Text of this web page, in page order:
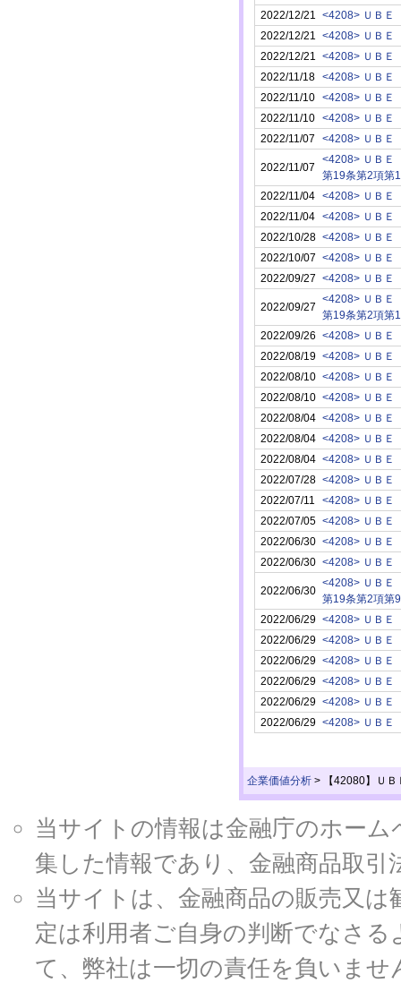
2022/12/21
<4208> ＵＢＥ
2022/12/21
<4208> ＵＢＥ
2022/12/21
<4208> ＵＢＥ
2022/11/18 <4208> ＵＢＥ
2022/11/10 <4208> ＵＢＥ
2022/11/10 <4208> ＵＢＥ
2022/11/07
<4208> ＵＢＥ
2022/11/07
<4208> ＵＢＥ
第19条第2項第
2022/11/04 <4208> ＵＢＥ
2022/11/04 <4208> ＵＢＥ
2022/10/28 <4208> ＵＢＥ
2022/10/07 <4208> ＵＢＥ
2022/09/27 <4208> ＵＢＥ
2022/09/27
<4208> ＵＢＥ
第19条第2項第
2022/09/26 <4208> ＵＢＥ
2022/08/19 <4208> ＵＢＥ
2022/08/10 <4208> ＵＢＥ
2022/08/10 <4208> ＵＢＥ
2022/08/04 <4208> ＵＢＥ
2022/08/04 <4208> ＵＢＥ
2022/08/04 <4208> ＵＢＥ
2022/07/28 <4208> ＵＢＥ
2022/07/11
<4208> ＵＢＥ
2022/07/05 <4208> ＵＢＥ
2022/06/30 <4208> ＵＢＥ
2022/06/30 <4208> ＵＢＥ
2022/06/30
<4208> ＵＢＥ
第19条第2項第
2022/06/29 <4208> ＵＢＥ
2022/06/29 <4208> ＵＢＥ
2022/06/29 <4208> ＵＢＥ
2022/06/29 <4208> ＵＢＥ
2022/06/29 <4208> ＵＢＥ
2022/06/29 <4208> ＵＢＥ
企業価値分析 > 【42080】Ｕ
当サイトの情報は金融庁のホー
集した情報であり、金融商品取
当サイトは、金融商品の販売又
定は利用者ご自身の判断でなさ
て、弊社は一切の責任を負いませ